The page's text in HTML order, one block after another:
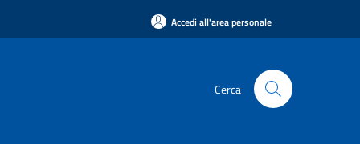
Accedi all'area personale
Cerca